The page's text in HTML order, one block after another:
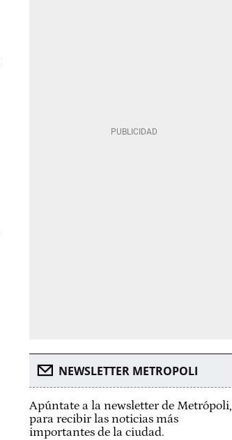
NEWSLETTER METROPOLI
Apúntate a la newsletter de Metrópoli,
para recibir las noticias más
importantes de la ciudad.